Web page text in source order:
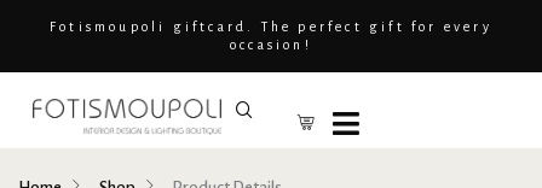
Fotismoupoli giftcard. The perfect gift for every
occasion!